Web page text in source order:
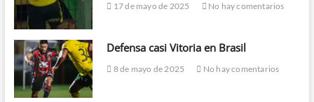
17 de mayo de 2025 No hay comentarios
Defensa casi Vitoria en Brasil
8 de mayo de 2025 No hay comentarios